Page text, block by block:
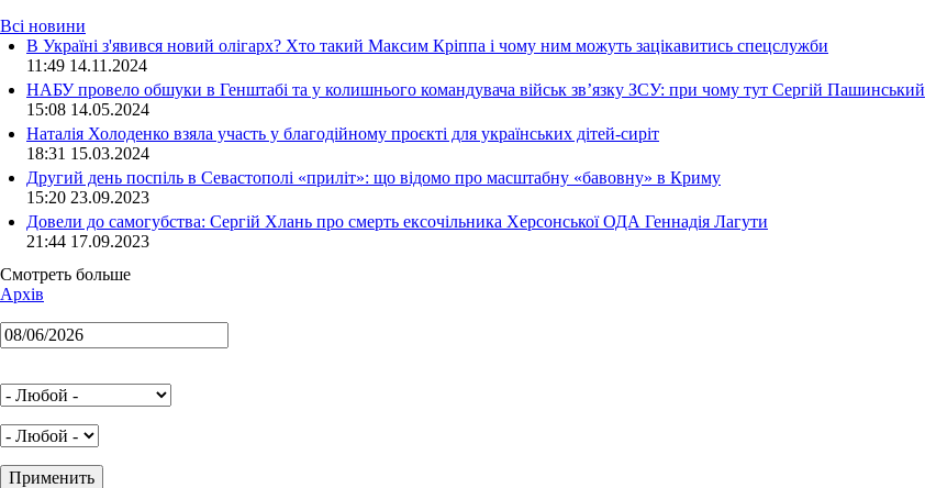
Всі новини
В Україні з'явився новий олігарх? Хто такий Максим Кріппа і чому ним можуть зацікавитись спецслужби
11:49 14.11.2024
НАБУ провело обшуки в Генштабі та у колишнього командувача військ зв’язку ЗСУ: при чому тут Сергій Пашинський
15:08 14.05.2024
Наталія Холоденко взяла участь у благодійному проєкті для українських дітей-сиріт
18:31 15.03.2024
Другий день поспіль в Севастополі «приліт»: що відомо про масштабну «бавовну» в Криму
15:20 23.09.2023
Довели до самогубства: Сергій Хлань про смерть ексочільника Херсонської ОДА Геннадія Лагути
21:44 17.09.2023
Смотреть больше
Архів